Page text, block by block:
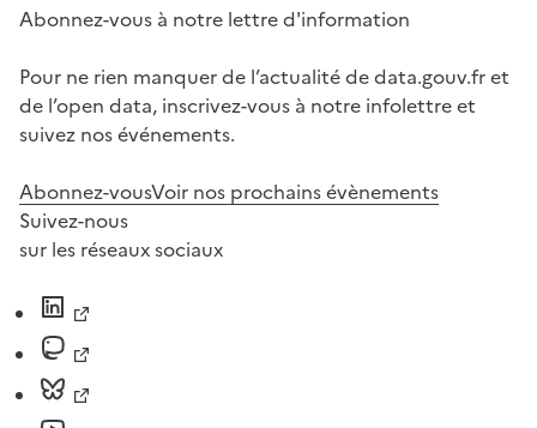
Abonnez-vous à notre lettre d'information
Pour ne rien manquer de l’actualité de data.gouv.fr et
de l’open data, inscrivez-vous à notre infolettre et
suivez nos événements.
Abonnez-vousVoir nos prochains évènements
Suivez-nous
sur les réseaux sociaux